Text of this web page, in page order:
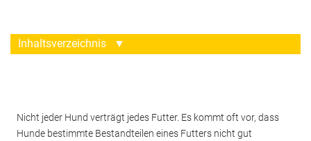
Inhaltsverzeichnis ▼
Nicht jeder Hund verträgt jedes Futter. Es kommt oft vor, dass
Hunde bestimmte Bestandteilen eines Futters nicht gut